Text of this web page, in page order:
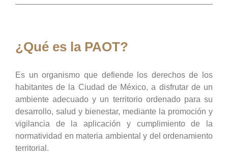
¿Qué es la PAOT?
Es un organismo que defiende los derechos de los
habitantes de la Ciudad de México, a disfrutar de un
ambiente adecuado y un territorio ordenado para su
desarrollo, salud y bienestar, mediante la promoción y
vigilancia de la aplicación y cumplimiento de la
normatividad en materia ambiental y del ordenamiento
territorial.